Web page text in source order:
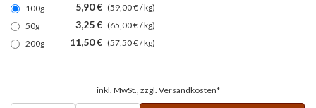
100g 5,90 € (59,00 € / kg)
50g
3,25 € (65,00 € / kg)
200g
11,50 € (57,50 € / kg)
inkl. MwSt., zzgl. Versandkosten*